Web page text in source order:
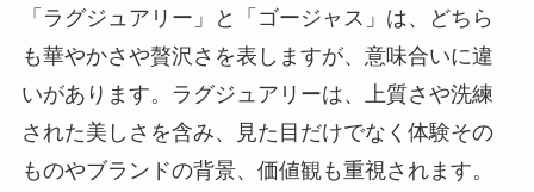
「ラグジュアリー」と「ゴージャス」は、どちら
も華やかさや贅沢さを表しますが、意味合いに違
いがあります。ラグジュアリーは、上質さや洗練
された美しさを含み、見た目だけでなく体験その
ものやブランドの背景、価値観も重視されます。